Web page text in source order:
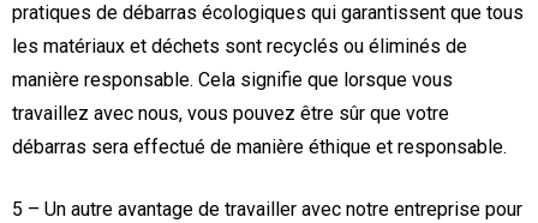
pratiques de débarras écologiques qui garantissent que tous
les matériaux et déchets sont recyclés ou éliminés de
manière responsable. Cela signifie que lorsque vous
travaillez avec nous, vous pouvez être sûr que votre
débarras sera effectué de manière éthique et responsable.
5 – Un autre avantage de travailler avec notre entreprise pour